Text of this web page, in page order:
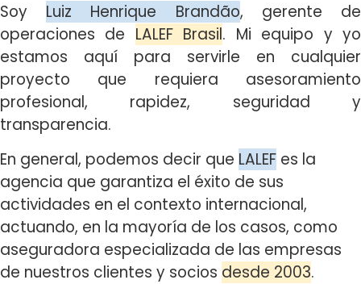
Soy Luiz Henrique Brandão, gerente de
operaciones de LALEF Brasil. Mi equipo y yo
estamos aquí para servirle en cualquier
proyecto que requiera asesoramiento
profesional, rapidez, seguridad y
transparencia.
En general, podemos decir que LALEF es la
agencia que garantiza el éxito de sus
actividades en el contexto internacional,
actuando, en la mayoría de los casos, como
aseguradora especializada de las empresas
de nuestros clientes y socios desde 2003.